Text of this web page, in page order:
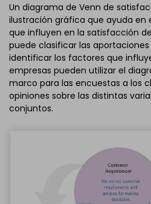
Un diagrama de Venn de
ilustración gráfica que ayuda en
que influyen en la satisfacción
puede clasificar las
identificar los factores que
empresas pueden utilizar el
marco para las encuestas a los
opiniones sobre las distintas
conjuntos.